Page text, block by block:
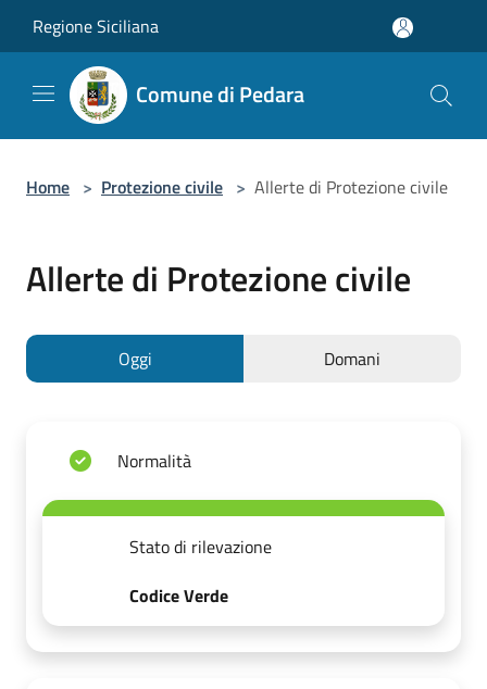
Regione Siciliana
Comune di Pedara
Home > Protezione civile > Allerte di Protezione civile
Allerte di Protezione civile
Oggi Domani
Normalità
Stato di rilevazione
Codice Verde